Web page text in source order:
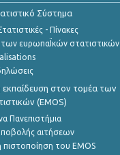
Σύστημα
- Πίνακες
ευρωπαΪκών στατιστικών
εκπαίδευση στον τομέα των
(EMOS)
Πανεπιστήμια
αιτήσεων
πιστοποίηση του EMOS